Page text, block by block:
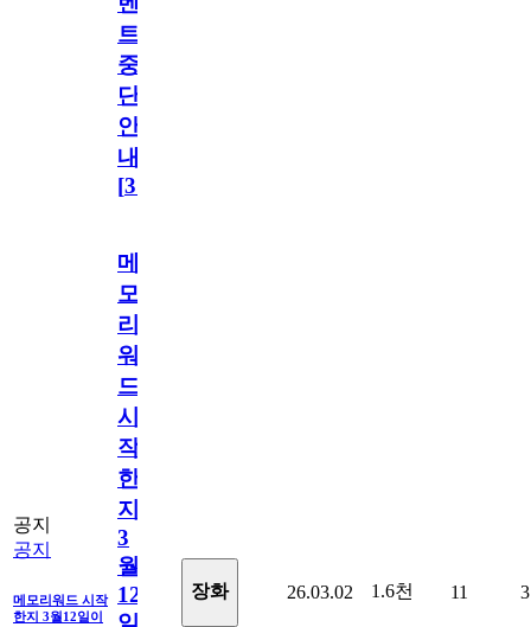
트
중
단
안
내
[31
공지
공지
메모리워드 시작
한지 3월12일이
메
모
리
워
드
시
작
한
지
3
월
12
장화 26.03.02 1.6천 11 3